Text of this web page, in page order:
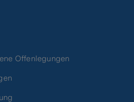
Offenlegungen